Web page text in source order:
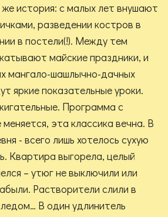
история: с малых лет внушают
разведении костров в
в постели(!). Между тем
майские праздники, и
мангало-шашлычно-дачных
яркие показательные уроки.
Программа с
эта классика вечна. В
- всего лишь хотелось сухую
Квартира выгорела, целый
– утюг не выключили или
Растворители слили в
В один удлинитель